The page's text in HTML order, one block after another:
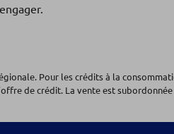
Pour les crédits à la
de crédit. La vente est